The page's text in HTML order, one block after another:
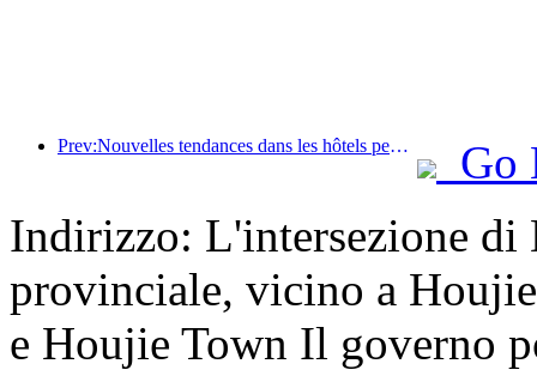
Prev:Nouvelles tendances dans les hôtels pendant la fête nationale 2024 : les post-00 portent le Hanfu et séjournent dans la « State Guesthouse » pour boire du thé et apprendre la calligraphie afin de démontrer leur confiance culturelle
Go
Indirizzo: L'intersezione di
provinciale, vicino a
e Houjie Town Il governo